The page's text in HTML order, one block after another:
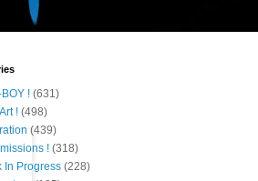
BOY ! (631)
! (498)
(439)
! (318)
In Progress (228)